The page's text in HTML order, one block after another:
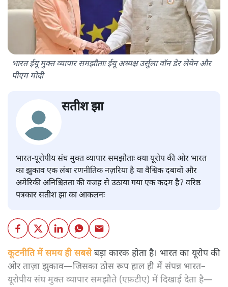
भारत ईयू मुक्त व्यापार समझौताः ईयू अध्यक्ष उर्सुला वॉन डेर लेयेन और
पीएम मोदी
सतीश झा
भारत-यूरोपीय संघ मुक्त व्यापार समझौताः क्या यूरोप की ओर भारत
का झुकाव एक लंबा रणनीतिक नज़रिया है या वैश्विक दबावों और
अमेरिकी अनिश्चितता की वजह से उठाया गया एक कदम है? वरिष्ठ
पत्रकार सतीश झा का आकलनः
कूटनीति में समय ही सबसेबड़ा कारक होता है। भारत का यूरोप की
ओर ताज़ा झुकाव—जिसका ठोस रूप हाल ही में संपन्न भारत–
यूरोपीय संघ मुक्त व्यापार समझौते (एफ़टीए) में दिखाई देता है—